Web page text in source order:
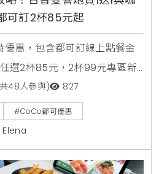
可訂2杯85元起
惠，包含都可訂線上點餐金
選2杯85元，2杯99元專區新
二指定咖啡買1送1，8月5日
響炮買1送1優惠。
48人參與) 827
#CoCo都可優惠
Elena